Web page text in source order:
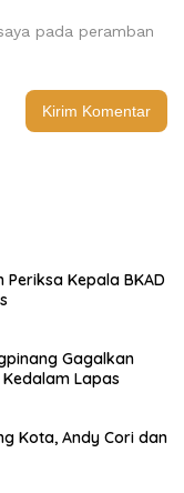
pada peramban
Kepala BKAD
Gagalkan
Lapas
Kota, Andy Cori dan